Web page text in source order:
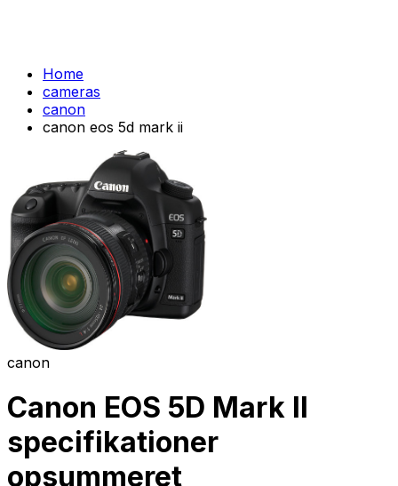
Home
cameras
canon
canon eos 5d mark ii
canon
Canon EOS 5D Mark II
specifikationer
opsummeret